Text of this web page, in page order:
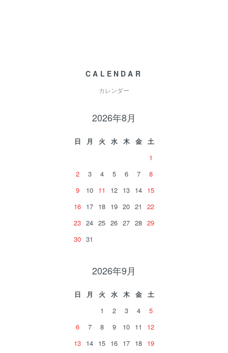
CALENDAR
カレンダー
2026年8月
日 月 火 水 木 金
土
1
2
3 4 5 6 7
8
9
10 11 12 13 14 15
16 17 18 19 20 21
22
23 24 25 26 27 28 29
30 31
2026年9月
日 月 火 水 木 金
土
1
2 3 4
5
6
7 8 9 10 11
12
13 14 15 16 17 18 19